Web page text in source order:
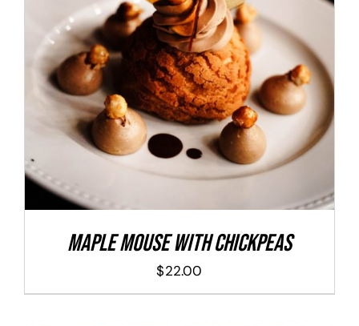
ADD TO CART / DETALLES
Maple Mouse With Chickpeas
$22.00